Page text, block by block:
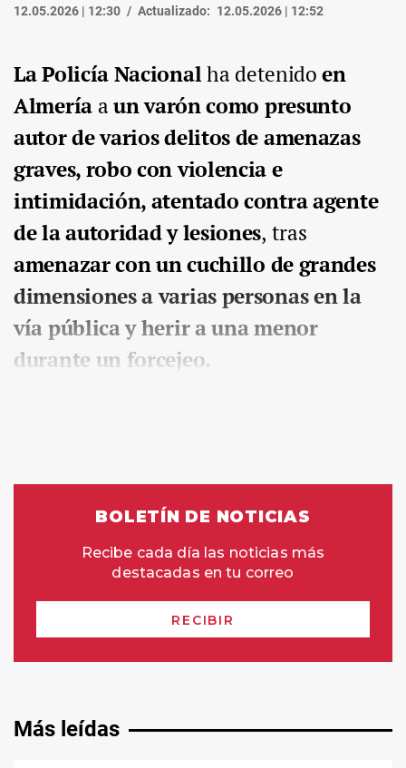
12.05.2026 | 12:30 Actualizado: 12.05.2026 | 12:52
La Policía Nacionalha detenidoen
Almeríaaun varón como presunto
autor de varios delitos de amenazas
graves, robo con violencia e
intimidación, atentado contra agente
de la autoridad y lesiones, tras
amenazar con un cuchillo de grandes
dimensiones a varias personas en la
vía pública y herir a una menor
durante un forcejeo.
Más leídas